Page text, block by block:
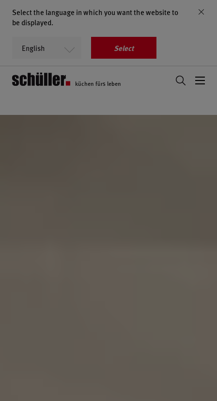
Select the language in which you want the website to
be displayed.
Select
küchen fürs leben